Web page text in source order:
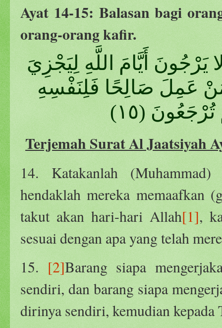
Ayat 14-15: Balasan bagi
orang-orang kafir.
يَرْجُونَ أَيَّامَ اللَّهِ لِيَجْزِيَ
كَانُوا يَكْسِبُونَ (١٤) مَنْ عَمِلَ صَالِحًا فَلِنَفْسِهِ
(١٥)
Terjemah Surat Al Jaatsiyah
14. Katakanlah
hendaklah mereka memaafkan
takut akan hari-hari Allah[1],
sesuai dengan apa yang telah
15. [2]Barang siapa
sendiri, dan barang siapa
dirinya sendiri, kemudian kepada